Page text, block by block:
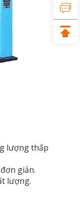
lượng thấp
giản.
lượng.